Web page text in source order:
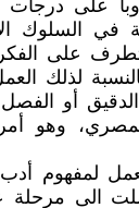
على درجات
في السلوك
على الفكر
لذلك
أو
وهو
لمفهوم
الى مرحلة